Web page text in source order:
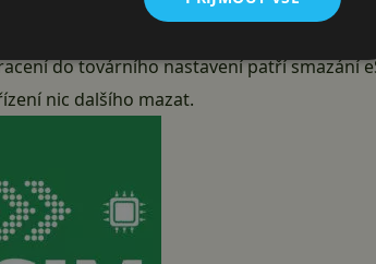
pevně spjat se systémem a neodstraní se
do továrního nastavení patří smazání
nic dalšího mazat.